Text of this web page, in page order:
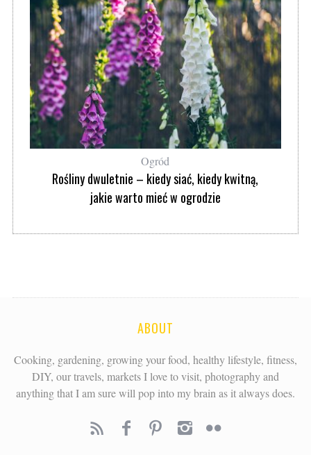
Ogród
Rośliny dwuletnie – kiedy siać, kiedy kwitną,
jakie warto mieć w ogrodzie
ABOUT
Cooking, gardening, growing your food, healthy lifestyle, fitness,
DIY, our travels, markets I love to visit, photography and
anything that I am sure will pop into my brain as it always does.